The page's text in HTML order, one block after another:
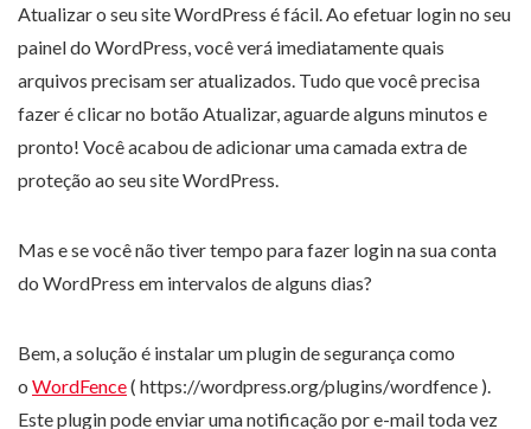
Atualizar o seu site WordPress é fácil. Ao efetuar login no seu
painel do WordPress, você verá imediatamente quais
arquivos precisam ser atualizados. Tudo que você precisa
fazer é clicar no botão Atualizar, aguarde alguns minutos e
pronto! Você acabou de adicionar uma camada extra de
proteção ao seu site WordPress.
Mas e se você não tiver tempo para fazer login na sua conta
do WordPress em intervalos de alguns dias?
Bem, a solução é instalar um plugin de segurança como
o WordFence( https://wordpress.org/plugins/wordfence ).
Este plugin pode enviar uma notificação por e-mail toda vez